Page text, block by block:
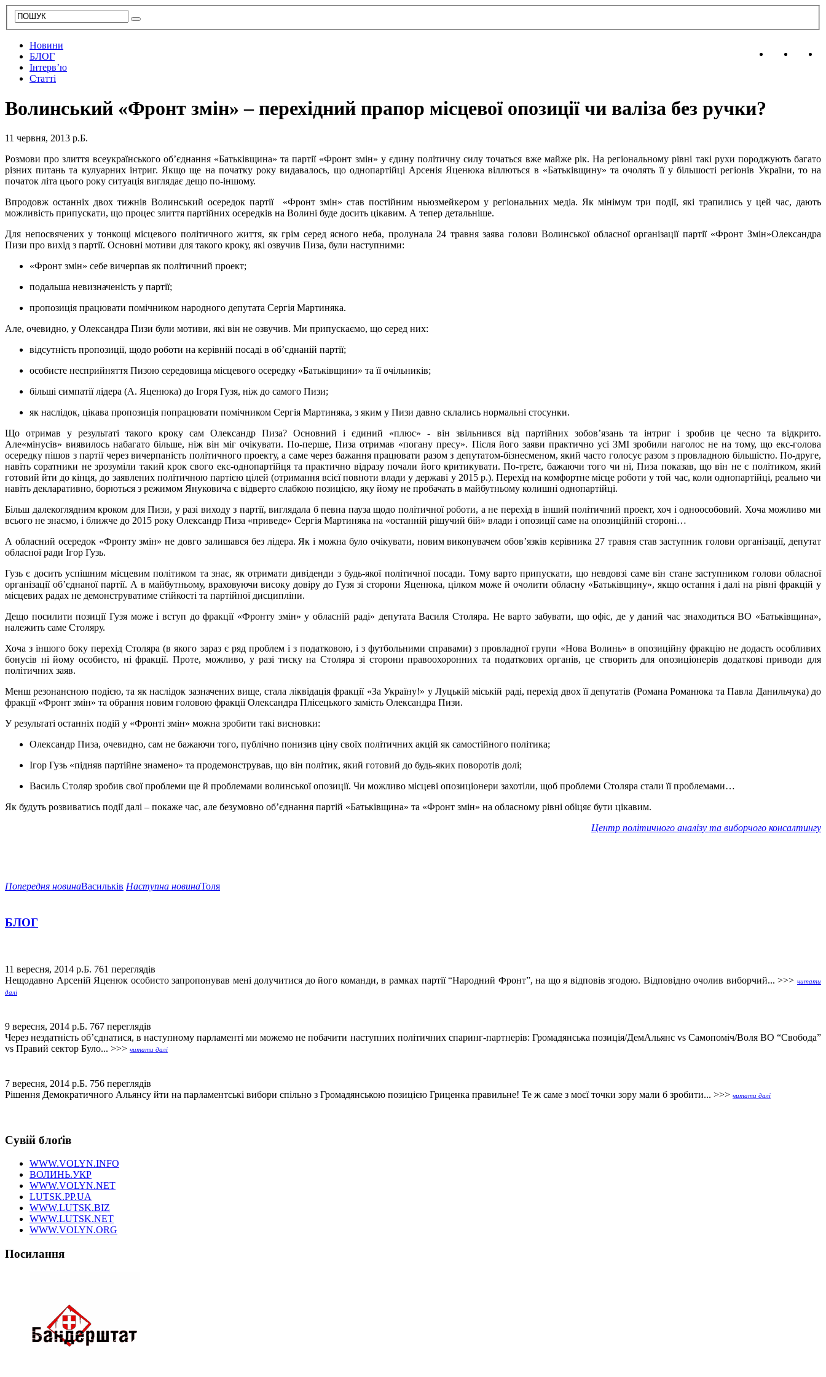
Новини
БЛОГ
Інтерв’ю
Статті
Волинський «Фронт змін» – перехідний прапор місцевої опозиції чи валіза без ручки?
11 червня, 2013 р.Б.
Розмови про злиття всеукраїнського об’єднання «Батьківщина» та партії «Фронт змін» у єдину політичну силу точаться вже майже рік. На регіональному рівні такі рухи породжують багато
різних питань та кулуарних інтриг. Якщо ще на початку року видавалось, що однопартійці Арсенія Яценюка віллються в «Батьківщину» та очолять її у більшості регіонів України, то на
початок літа цього року ситуація виглядає дещо по-іншому.
Впродовж останніх двох тижнів Волинський осередок партії «Фронт змін» став постійним ньюзмейкером у регіональних медіа. Як мінімум три події, які трапились у цей час, дають
можливість припускати, що процес злиття партійних осередків на Волині буде досить цікавим. А тепер детальніше.
Для непосвячених у тонкощі місцевого політичного життя, як грім серед ясного неба, пролунала 24 травня заява голови Волинської обласної організації партії «Фронт Змін»Олександра
Пизи про вихід з партії. Основні мотиви для такого кроку, які озвучив Пиза, були наступними:
«Фронт змін» себе вичерпав як політичний проект;
подальша невизначеність у партії;
пропозиція працювати помічником народного депутата Сергія Мартиняка.
Але, очевидно, у Олександра Пизи були мотиви, які він не озвучив. Ми припускаємо, що серед них:
відсутність пропозиції, щодо роботи на керівній посаді в об’єднаній партії;
особисте несприйняття Пизою середовища місцевого осередку «Батьківщини» та її очільників;
більші симпатії лідера (А. Яценюка) до Ігоря Гузя, ніж до самого Пизи;
як наслідок, цікава пропозиція попрацювати помічником Сергія Мартиняка, з яким у Пизи давно склались нормальні стосунки.
Що отримав у результаті такого кроку сам Олександр Пиза? Основний і єдиний «плюс» - він звільнився від партійних зобов’язань та інтриг і зробив це чесно та відкрито.
Але«мінусів» виявилось набагато більше, ніж він міг очікувати. По-перше, Пиза отримав «погану пресу». Після його заяви практично усі ЗМІ зробили наголос не на тому, що екс-голова
осередку пішов з партії через вичерпаність політичного проекту, а саме через бажання працювати разом з депутатом-бізнесменом, який часто голосує разом з провладною більшістю. По-друге,
навіть соратники не зрозуміли такий крок свого екс-однопартійця та практично відразу почали його критикувати. По-третє, бажаючи того чи ні, Пиза показав, що він не є політиком, який
готовий йти до кінця, до заявлених політичною партією цілей (отримання всієї повноти влади у державі у 2015 р.). Перехід на комфортне місце роботи у той час, коли однопартійці, реально чи
навіть декларативно, борються з режимом Януковича є відверто слабкою позицією, яку йому не пробачать в майбутньому колишні однопартійці.
Більш далекоглядним кроком для Пизи, у разі виходу з партії, виглядала б певна пауза щодо політичної роботи, а не перехід в інший політичний проект, хоч і одноособовий. Хоча можливо ми
всього не знаємо, і ближче до 2015 року Олександр Пиза «приведе» Сергія Мартиняка на «останній рішучий бій» влади і опозиції саме на опозиційній стороні…
А обласний осередок «Фронту змін» не довго залишався без лідера. Як і можна було очікувати, новим виконувачем обов’язків керівника 27 травня став заступник голови організації, депутат
обласної ради Ігор Гузь.
Гузь є досить успішним місцевим політиком та знає, як отримати дивіденди з будь-якої політичної посади. Тому варто припускати, що невдовзі саме він стане заступником голови обласної
організації об’єднаної партії. А в майбутньому, враховуючи високу довіру до Гузя зі сторони Яценюка, цілком може й очолити обласну «Батьківщину», якщо остання і далі на рівні фракцій у
місцевих радах не демонструватиме стійкості та партійної дисципліни.
Дещо посилити позиції Гузя може і вступ до фракції «Фронту змін» у обласній раді» депутата Василя Столяра. Не варто забувати, що офіс, де у даний час знаходиться ВО «Батьківщина»,
належить саме Столяру.
Хоча з іншого боку перехід Столяра (в якого зараз є ряд проблем і з податковою, і з футбольними справами) з провладної групи «Нова Волинь» в опозиційну фракцію не додасть особливих
бонусів ні йому особисто, ні фракції. Проте, можливо, у разі тиску на Столяра зі сторони правоохоронних та податкових органів, це створить для опозиціонерів додаткові приводи для
політичних заяв.
Менш резонансною подією, та як наслідок зазначених вище, стала ліквідація фракції «За Україну!» у Луцькій міській раді, перехід двох її депутатів (Романа Романюка та Павла Данильчука) до
фракції «Фронт змін» та обрання новим головою фракції Олександра Плісецького замість Олександра Пизи.
У результаті останніх подій у «Фронті змін» можна зробити такі висновки:
Олександр Пиза, очевидно, сам не бажаючи того, публічно понизив ціну своїх політичних акцій як самостійного політика;
Ігор Гузь «підняв партійне знамено» та продемонстрував, що він політик, який готовий до будь-яких поворотів долі;
Василь Столяр зробив свої проблеми ще й проблемами волинської опозиції. Чи можливо місцеві опозиціонери захотіли, щоб проблеми Столяра стали її проблемами…
Як будуть розвиватись події далі – покаже час, але безумовно об’єднання партій «Батьківщина» та «Фронт змін» на обласному рівні обіцяє бути цікавим.
Центр політичного аналізу та виборчого консалтингу
Попередня новинаВасильків Наступна новинаТоля
БЛОГ
11 вересня, 2014 р.Б. 761 переглядів
Нещодавно Арсеній Яценюк особисто запропонував мені долучитися до його команди, в рамках партії “Народний Фронт”, на що я відповів згодою. Відповідно очолив виборчий... >>> читати
далі
9 вересня, 2014 р.Б. 767 переглядів
Через нездатність об’єднатися, в наступному парламенті ми можемо не побачити наступних політичних спаринг-партнерів: Громадянська позиція/ДемАльянс vs Самопоміч/Воля ВО “Свобода”
vs Правий сектор Було... >>> читати далі
7 вересня, 2014 р.Б. 756 переглядів
Рішення Демократичного Альянсу йти на парламентські вибори спільно з Громадянською позицією Гриценка правильне! Те ж саме з моєї точки зору мали б зробити... >>> читати далі
Сувій блоґів
WWW.VOLYN.INFO
ВОЛИНЬ.УКР
WWW.VOLYN.NET
LUTSK.PP.UA
WWW.LUTSK.BIZ
WWW.LUTSK.NET
WWW.VOLYN.ORG
Посилання